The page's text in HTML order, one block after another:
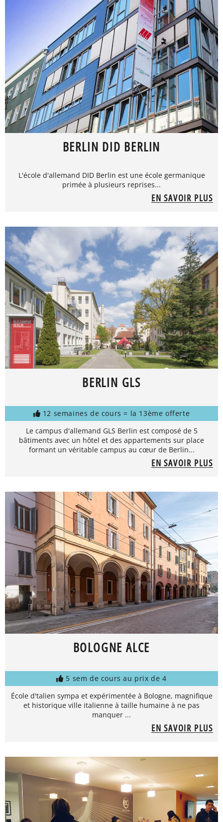
BERLIN DID BERLIN
L'école d'allemand DID Berlin est une école germanique
primée à plusieurs reprises...
EN SAVOIR PLUS
BERLIN GLS
12 semaines de cours = la 13ème offerte
Le campus d'allemand GLS Berlin est composé de 5
bâtiments avec un hôtel et des appartements sur place
formant un véritable campus au cœur de Berlin...
EN SAVOIR PLUS
BOLOGNE ALCE
5 sem de cours au prix de 4
École d'talien sympa et expérimentée à Bologne, magnifique
et historique ville italienne à taille humaine à ne pas
manquer ...
EN SAVOIR PLUS